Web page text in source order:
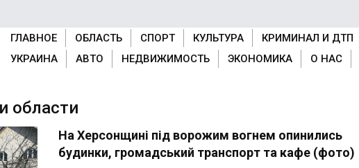
ГЛАВНОЕ ОБЛАСТЬ СПОРТ КУЛЬТУРА КРИМИНАЛ И ДТП
УКРАИНА
АВТО НЕДВИЖИМОСТЬ ЭКОНОМИКА О НАС
области
На Херсонщині під ворожим вогнем опинились
будинки, громадський транспорт та кафе (фото)